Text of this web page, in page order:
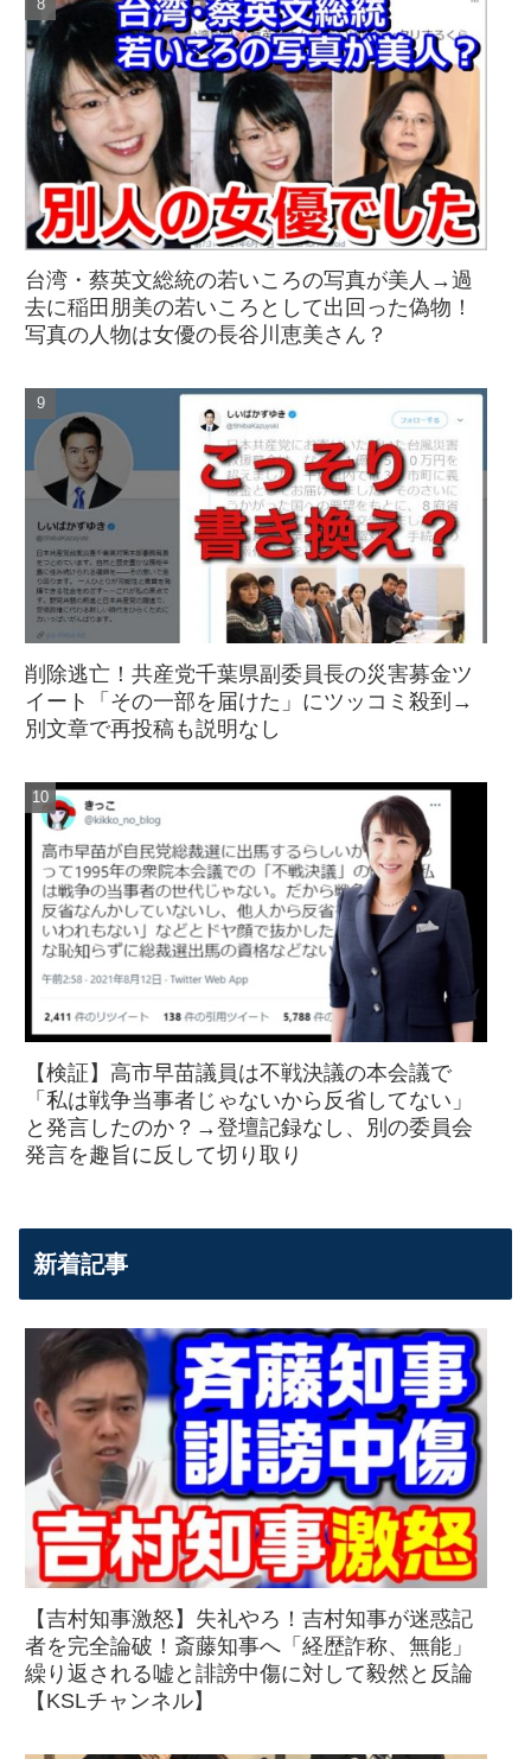
台湾・蔡英文総統の若いころの写真が美人→過
去に稲田朋美の若いころとして出回った偽物！
写真の人物は女優の長谷川恵美さん？
削除逃亡！共産党千葉県副委員長の災害募金ツ
イート「その一部を届けた」にツッコミ殺到→
別文章で再投稿も説明なし
【検証】高市早苗議員は不戦決議の本会議で
「私は戦争当事者じゃないから反省してない」
と発言したのか？→登壇記録なし、別の委員会
発言を趣旨に反して切り取り
新着記事
【吉村知事激怒】失礼やろ！吉村知事が迷惑記
者を完全論破！斎藤知事へ「経歴詐称、無能」
繰り返される嘘と誹謗中傷に対して毅然と反論
【KSLチャンネル】